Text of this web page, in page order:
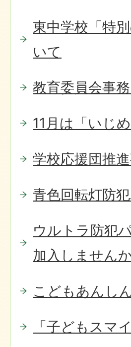
東中学校「特
いて
教育委員会事
11月は「いじ
学校応援団推
青色回転灯防
ウルトラ防犯
加入しません
こどもあんし
「子どもスマ